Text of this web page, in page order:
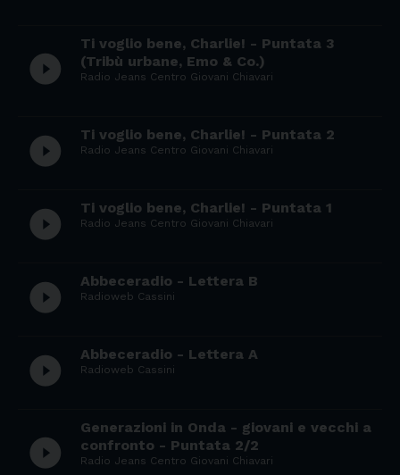
play_circle_filled
Ti voglio bene, Charlie! - Puntata 3
(Tribù urbane, Emo & Co.)
Radio Jeans Centro Giovani Chiavari
play_circle_filled Ti voglio bene, Charlie! - Puntata 2
Radio Jeans Centro Giovani Chiavari
play_circle_filled Ti voglio bene, Charlie! - Puntata 1
Radio Jeans Centro Giovani Chiavari
play_circle_filled Abbeceradio - Lettera B
Radioweb Cassini
play_circle_filled Abbeceradio - Lettera A
Radioweb Cassini
play_circle_filled
Generazioni in Onda - giovani e vecchi a
confronto - Puntata 2/2
Radio Jeans Centro Giovani Chiavari